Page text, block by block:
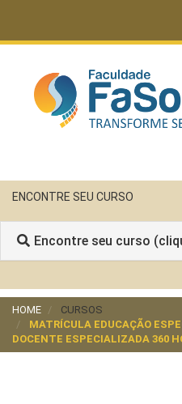
ENCONTRE SEU CURSO
Encontre seu curso
HOME
CURSOS
MATRÍCULA EDUCAÇÃO
DOCENTE ESPECIALIZADA 360